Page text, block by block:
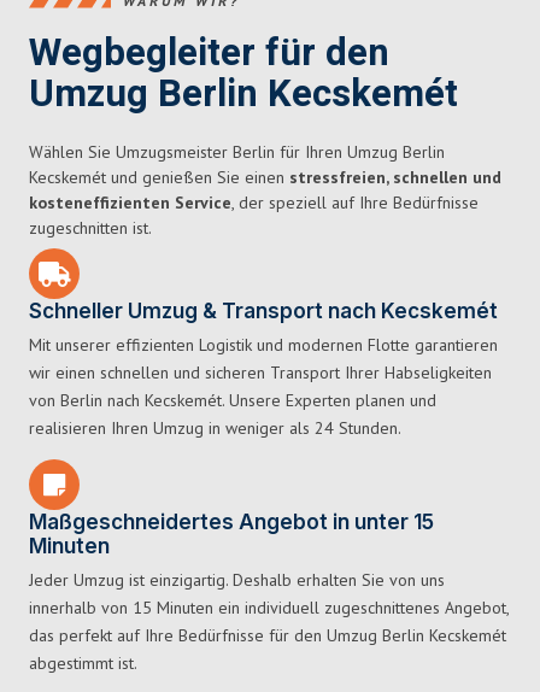
Wegbegleiter für den
Umzug Berlin Kecskemét
Wählen Sie Umzugsmeister Berlin für Ihren Umzug Berlin
Kecskemét und genießen Sie einen stressfreien, schnellen und
kosteneffizienten Service, der speziell auf Ihre Bedürfnisse
zugeschnitten ist.
Schneller Umzug & Transport nach Kecskemét
Mit unserer effizienten Logistik und modernen Flotte garantieren
wir einen schnellen und sicheren Transport Ihrer Habseligkeiten
von Berlin nach Kecskemét. Unsere Experten planen und
realisieren Ihren Umzug in weniger als 24 Stunden.
Maßgeschneidertes Angebot in unter 15
Minuten
Jeder Umzug ist einzigartig. Deshalb erhalten Sie von uns
innerhalb von 15 Minuten ein individuell zugeschnittenes Angebot,
das perfekt auf Ihre Bedürfnisse für den Umzug Berlin Kecskemét
abgestimmt ist.